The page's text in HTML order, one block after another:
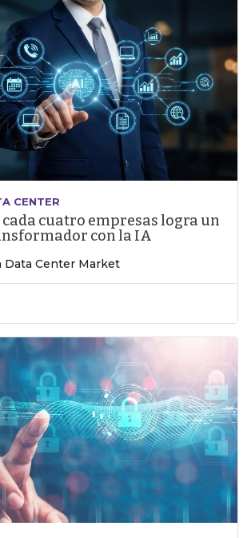
CENTER
cada cuatro empresas logra un
con la IA
Data Center Market